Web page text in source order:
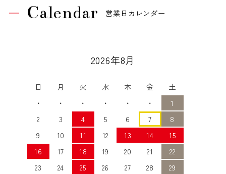
Calendar 営業日カレンダー
2026年8月
日 月 火 水 木 金
土
・
・ ・ ・ ・ ・
1
2
3 4 5 6 7
8
9
10 11 12 13 14
15
16
17 18 19 20 21
22
23
24 25 26 27 28
29